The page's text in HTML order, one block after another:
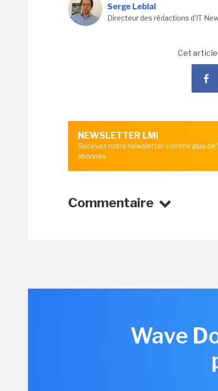
Serge Leblal
Directeur des rédactions d'IT
Cet article
NEWSLETTER LMI
Recevez notre newsletter comme plus
abonnés
Commentaire
Wave